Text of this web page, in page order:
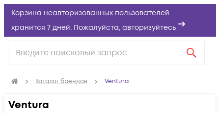
Корзина неавторизованных пользователей
хранится 7 дней. Пожалуйста, авторизуйтесь
Каталог брендов Ventura
Ventura